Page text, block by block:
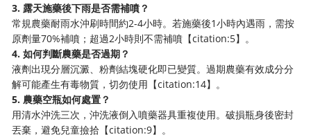
3. 露天施藥後下雨是否需補噴？
常規農藥耐雨水沖刷時間約2-4小時。若施藥後1小時內遇雨，需按
原劑量70%補噴；超過2小時則不需補噴【citation:5】。
4. 如何判斷農藥是否過期？
液劑出現分層沉澱、粉劑結塊硬化即已變質。過期農藥有效成分分
解可能產生有毒物質，切勿使用【citation:14】。
5. 農藥空瓶如何處置？
用清水沖洗三次，沖洗液倒入噴藥器具重複使用。破損瓶身後密封
丟棄，避免兒童撿拾【citation:9】。